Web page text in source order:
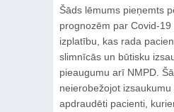
Šāds lēmums pieņemts
prognozēm par Covid-19
izplatību, kas rada
slimnīcās un būtisku
pieaugumu arī NMPD.
neierobežojot
apdraudēti pacienti,